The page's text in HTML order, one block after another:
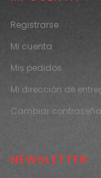
Registrarse
Mi cuenta
Mis pedidos
Mi dirección de
Cambiar contraseña
NEWSLETTER